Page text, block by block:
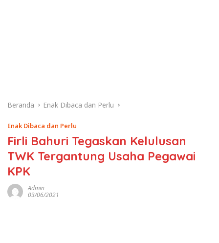
Beranda Enak Dibaca dan Perlu
Enak Dibaca dan Perlu
Firli Bahuri Tegaskan Kelulusan
TWK Tergantung Usaha Pegawai
KPK
Admin
03/06/2021